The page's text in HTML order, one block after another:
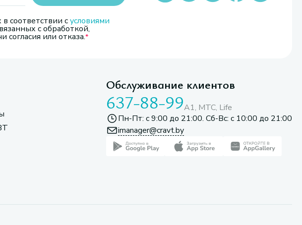
соответствии сусловиями
с обработкой,
согласия или отказа.
Обслуживание клиентов
637-88-99A1, МТС, Life
Пн-Пт: с 9:00 до 21:00. Сб-Вс: с 10:00 до 21:00
imanager@cravt.by